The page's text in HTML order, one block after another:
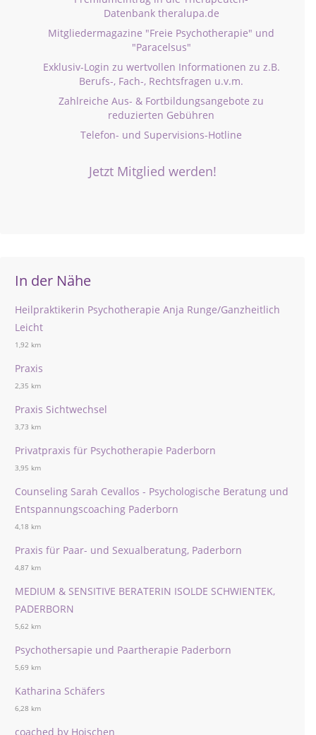
Datenbank theralupa.de
Mitgliedermagazine "Freie Psychotherapie" und
"Paracelsus"
Exklusiv-Login zu wertvollen Informationen zu z.B.
Berufs-, Fach-, Rechtsfragen u.v.m.
Zahlreiche Aus- & Fortbildungsangebote zu
reduzierten Gebühren
Telefon- und Supervisions-Hotline
Jetzt Mitglied werden!
In der Nähe
Heilpraktikerin Psychotherapie Anja Runge/Ganzheitlich
Leicht
1,92 km
Praxis
2,35 km
Praxis Sichtwechsel
3,73 km
Privatpraxis für Psychotherapie Paderborn
3,95 km
Counseling Sarah Cevallos - Psychologische Beratung und
Entspannungscoaching Paderborn
4,18 km
Praxis für Paar- und Sexualberatung, Paderborn
4,87 km
MEDIUM & SENSITIVE BERATERIN ISOLDE SCHWIENTEK,
PADERBORN
5,62 km
Psychothersapie und Paartherapie Paderborn
5,69 km
Katharina Schäfers
6,28 km
coached by Hoischen